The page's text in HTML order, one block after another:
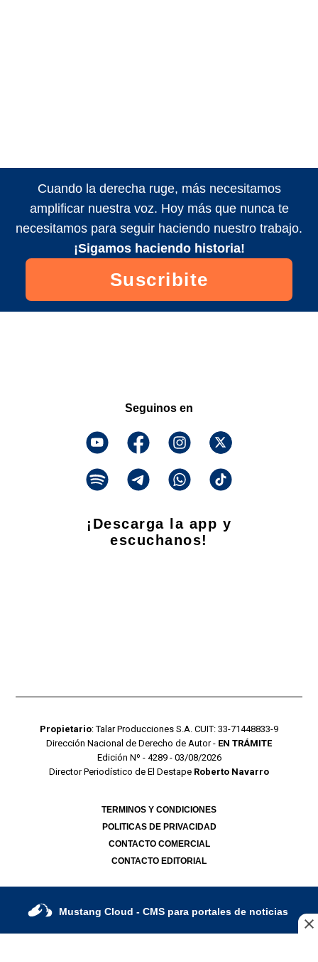
Cuando la derecha ruge, más necesitamos
amplificar nuestra voz. Hoy más que nunca te
necesitamos para seguir haciendo nuestro trabajo.
¡Sigamos haciendo historia!
Suscribite
Seguinos en
¡Descarga la app y
escuchanos!
Propietario: Talar Producciones S.A. CUIT: 33-71448833-9
Dirección Nacional de Derecho de Autor - EN TRÁMITE
Edición Nº - 4289 - 03/08/2026
Director Periodístico de El Destape Roberto Navarro
TERMINOS Y CONDICIONES
POLITICAS DE PRIVACIDAD
CONTACTO COMERCIAL
CONTACTO EDITORIAL
Mustang Cloud - CMS para portales de noticias